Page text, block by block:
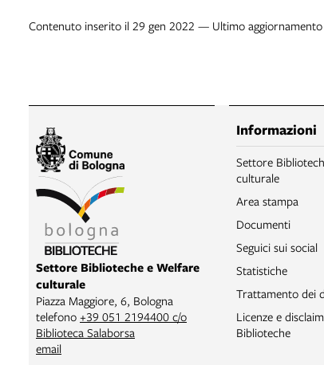
Contenuto inserito il 29 gen 2022 — Ultimo
Settore Biblioteche e Welfare
culturale
Piazza Maggiore, 6, Bologna
telefono +39 051 2194400 c/o
Biblioteca Salaborsa
email
Informazioni
Settore
culturale
Area stampa
Documenti
Seguici sui social
Statistiche
Trattamento dei
Licenze e
Biblioteche